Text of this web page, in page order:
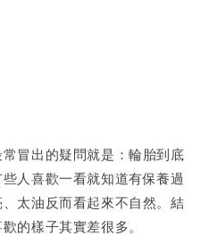
冒出的疑問就是：輪胎到底
人喜歡一看就知道有保養過
太油反而看起來不自然。結
的樣子其實差很多。